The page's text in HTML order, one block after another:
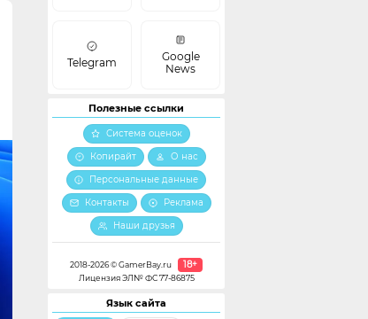
Telegram
Google
News
Полезные ссылки
Система оценок
Копирайт
О нас
Персональные данные
Контакты
Реклама
Наши друзья
2018-2026 © GamerBay.ru 18+
Лицензия ЭЛ№ ФС 77-86875
Язык сайта